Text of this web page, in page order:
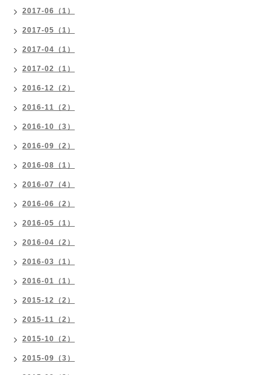
2017-06（1）
2017-05（1）
2017-04（1）
2017-02（1）
2016-12（2）
2016-11（2）
2016-10（3）
2016-09（2）
2016-08（1）
2016-07（4）
2016-06（2）
2016-05（1）
2016-04（2）
2016-03（1）
2016-01（1）
2015-12（2）
2015-11（2）
2015-10（2）
2015-09（3）